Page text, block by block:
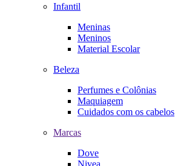
Infantil
Meninas
Meninos
Material Escolar
Beleza
Perfumes e Colônias
Maquiagem
Cuidados com os cabelos
Marcas
Dove
Nivea